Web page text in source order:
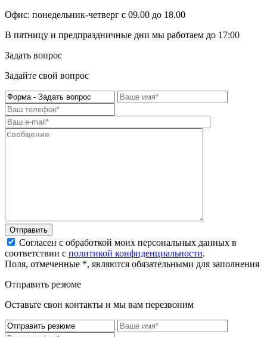
Офис: понедельник-четверг с 09.00 до 18.00
В пятницу и предпраздничные дни мы работаем до 17:00
Задать вопрос
Задайте свой вопрос
Отправить
Согласен с обработкой моих персональных данных в
соответствии с политикой конфиденциальности.
Поля, отмеченные *, являются обязательными для заполнения
Отправить резюме
Оставьте свои контакты и мы вам перезвоним